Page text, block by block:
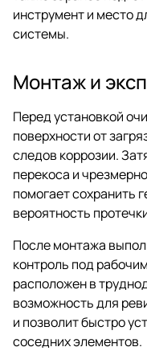
инструмент и место
системы.
Монтаж и
Перед установкой
поверхности от
следов коррозии.
перекоса и
помогает сохранить
вероятность
После монтажа
контроль под
расположен в
возможность для
и позволит быстро
соседних элементов.